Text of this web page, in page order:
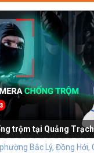
trộm tại Quảng
Bắc Lý, Đồng Hới,